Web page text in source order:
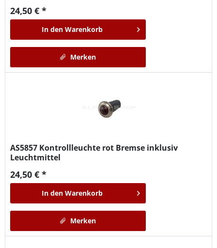
24,50 € *
In den Warenkorb
Merken
AS5857 Kontrollleuchte rot Bremse inklusiv
Leuchtmittel
24,50 € *
In den Warenkorb
Merken